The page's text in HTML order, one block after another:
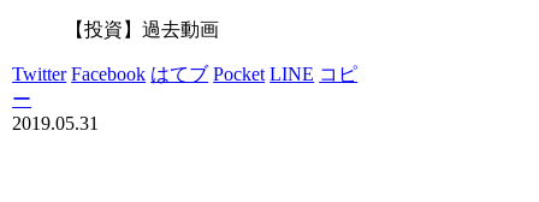
【投資】過去動画
Twitter Facebook はてブ Pocket LINE コピ
ー
2019.05.31